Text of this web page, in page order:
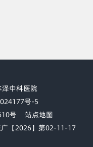
泽中科医院
号-5
号
站点地图
【2026】第02-11-17